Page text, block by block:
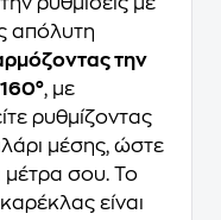
απόλυτη
την
, με
ρυθμίζοντας
μέσης, ώστε
μέτρα σου. Το
είναι